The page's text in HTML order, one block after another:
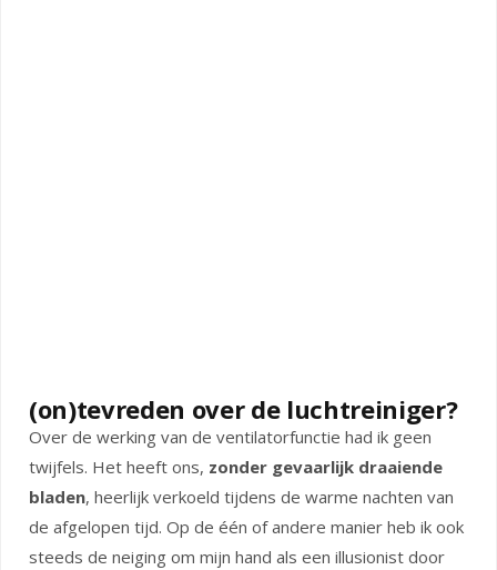
(on)tevreden over de luchtreiniger?
Over de werking van de ventilatorfunctie had ik geen
twijfels. Het heeft ons, zonder gevaarlijk draaiende
bladen, heerlijk verkoeld tijdens de warme nachten van
de afgelopen tijd. Op de één of andere manier heb ik ook
steeds de neiging om mijn hand als een illusionist door